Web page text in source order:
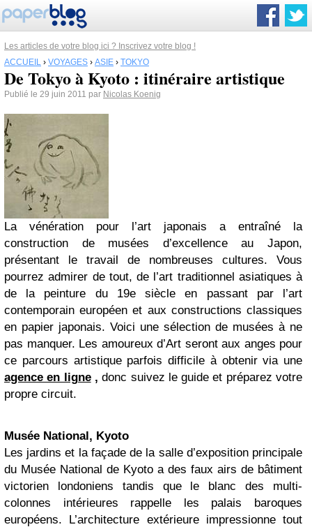
Les articles de votre blog ici ? Inscrivez votre blog !
ACCUEIL › VOYAGES › ASIE › TOKYO
De Tokyo à Kyoto : itinéraire artistique
Publié le 29 juin 2011 par Nicolas Koenig
La vénération pour l’art japonais a entraîné la
construction de musées d’excellence au Japon,
présentant le travail de nombreuses cultures. Vous
pourrez admirer de tout, de l’art traditionnel asiatiques à
de la peinture du 19e siècle en passant par l’art
contemporain européen et aux constructions classiques
en papier japonais. Voici une sélection de musées à ne
pas manquer. Les amoureux d’Art seront aux anges pour
ce parcours artistique parfois difficile à obtenir via une
agence en ligne, donc suivez le guide et préparez votre
propre circuit.
Musée National, Kyoto
Les jardins et la façade de la salle d’exposition principale
du Musée National de Kyoto a des faux airs de bâtiment
victorien londoniens tandis que le blanc des multi-
colonnes intérieures rappelle les palais baroques
européens. L’architecture extérieure impressionne tout